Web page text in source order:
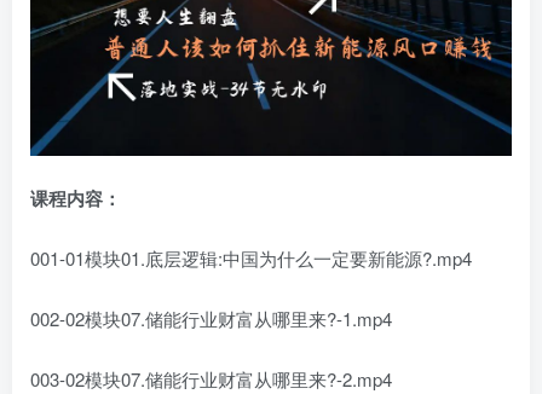
课程内容：
001-01模块01.底层逻辑:中国为什么一定要新能源?.mp4
002-02模块07.储能行业财富从哪里来?-1.mp4
003-02模块07.储能行业财富从哪里来?-2.mp4